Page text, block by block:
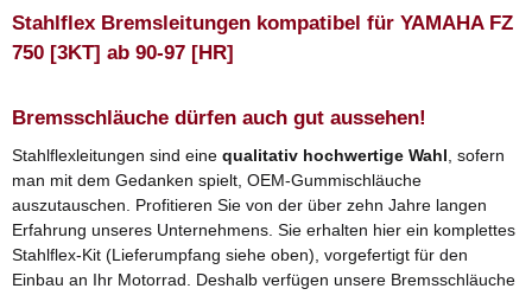
Stahlflex Bremsleitungen kompatibel für YAMAHA FZ
750 [3KT] ab 90-97 [HR]
Bremsschläuche dürfen auch gut aussehen!
Stahlflexleitungen sind eine qualitativ hochwertige Wahl , sofern
man mit dem Gedanken spielt, OEM-Gummischläuche
auszutauschen. Profitieren Sie von der über zehn Jahre langen
Erfahrung unseres Unternehmens. Sie erhalten hier ein komplettes
Stahlflex-Kit (Lieferumpfang siehe oben), vorgefertigt für den
Einbau an Ihr Motorrad. Deshalb verfügen unsere Bremsschläuche